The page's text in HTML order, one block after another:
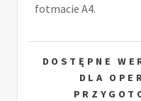
fotmacie A4.
DOSTĘPNE
DLA